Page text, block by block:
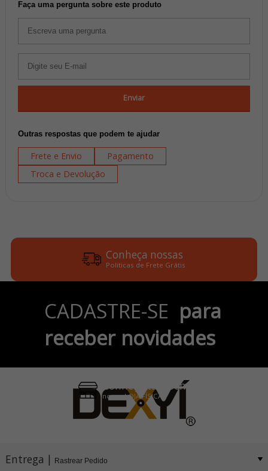
Faça uma pergunta sobre este produto
Enviar
Outras respostas que podem te ajudar
Frete e Envio
Pagamento
Troca e Devolução
Conheça nossas
Politicas de Frete Grátis
no Cartão de Crédito
Pix e Boleto
Conheça também
nossa LOJA FÍSICA
CADASTRE-SE para
receber novidades
Entrega | Rastrear Pedido